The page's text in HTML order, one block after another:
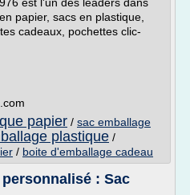
papier, sacs en plastique,
cadeaux, pochettes clic-
papier / sac emballage
plastique /
/ boite d'emballage cadeau
: Sac